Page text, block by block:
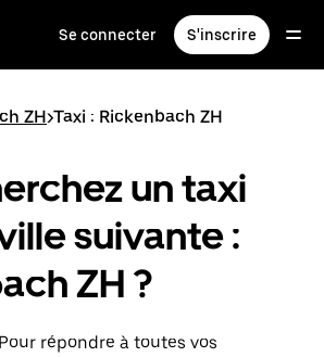
Se connecter S'inscrire
ZH>Taxi : Rickenbach ZH
un taxi
suivante :
ZH ?
répondre à toutes vos